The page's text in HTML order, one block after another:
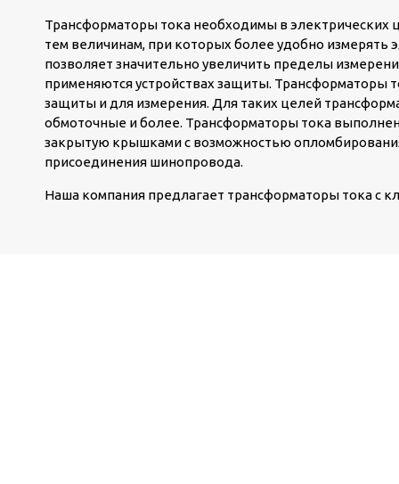
Трансформаторы тока необходимы в электрических
тем величинам, при которых более удобно
позволяет значительно увеличить пределы
применяются устройствах защиты. Трансформаторы
защиты и для измерения. Для таких целей
обмоточные и более. Трансформаторы тока
закрытую крышками с возможностью
присоединения шинопровода.
Наша компания предлагает трансформаторы тока с